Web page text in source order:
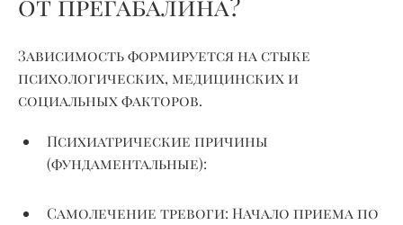
Зависимость формируется на стыке
психологических, медицинских и
социальных факторов.
Психиатрические причины
(фундаментальные):
Самолечение тревоги: Начало приема по